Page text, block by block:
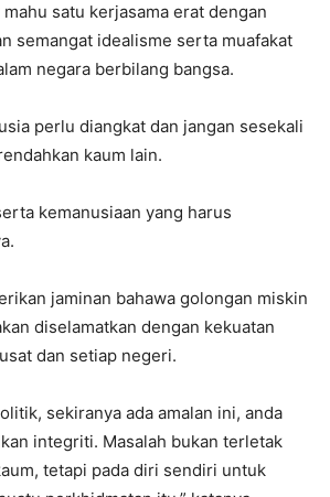
satu kerjasama erat dengan
semangat idealisme serta muafakat
negara berbilang bangsa.
perlu diangkat dan jangan sesekali
kaum lain.
kemanusiaan yang harus
jaminan bahawa golongan miskin
diselamatkan dengan kekuatan
dan setiap negeri.
sekiranya ada amalan ini, anda
integriti. Masalah bukan terletak
tetapi pada diri sendiri untuk